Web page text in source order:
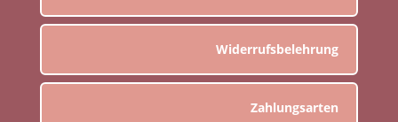
Widerrufsbelehrung
Zahlungsarten